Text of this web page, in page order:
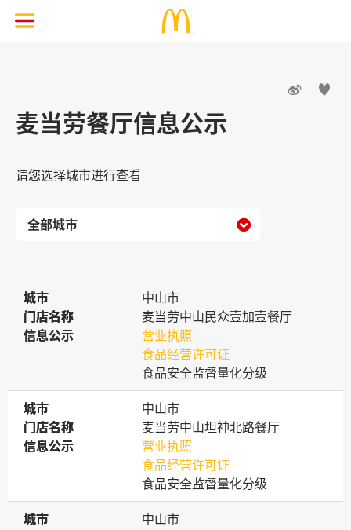
 
麦当劳餐厅信息公示
请您选择城市进行查看

城市
城市
中山市
门店名称
门店名称
麦当劳中山民众壹加壹餐厅
信息公示
信息公示
营业执照
食品经营许可证
食品安全监督量化分级
城市
城市
中山市
门店名称
门店名称
麦当劳中山坦神北路餐厅
信息公示
信息公示
营业执照
食品经营许可证
食品安全监督量化分级
城市
城市
中山市